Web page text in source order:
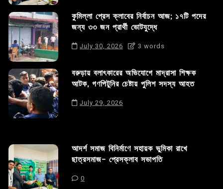
কুমিল্লা প্রেস ক্লাবের নির্বাচন আজ; ১৭টি পদের
জন্য ৩৩ জন প্রার্থী ভোটযুদ্ধে
July 30, 2026 3 words
বরুড়ায় বলাৎকারের অভিযোগে মাদ্রাসা শিক্ষক
আটক, গণপিটুনির চেষ্টায় পুলিশ সদস্য আহত
July 29, 2026
আদর্শ সমাজ বিনির্মাণে সহায়ক ভুমিকা রাখে
ছাত্রসমাজ- প্রেসক্লাব সভাপতি
0